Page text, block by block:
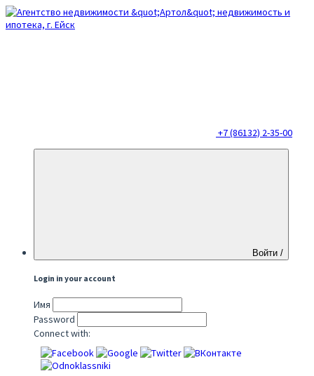
+7 (86132) 2-35-00
Войти /
Login in your account
Имя
Password
Connect with: